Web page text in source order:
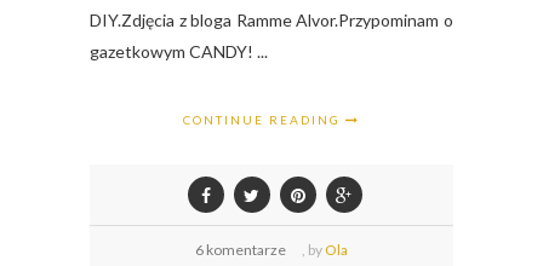
DIY.Zdjęcia z bloga Ramme Alvor.Przypominam o
gazetkowym CANDY! ...
CONTINUE READING
6 komentarze by Ola